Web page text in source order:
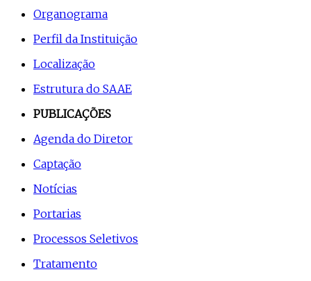
Organograma
Perfil da Instituição
Localização
Estrutura do SAAE
PUBLICAÇÕES
Agenda do Diretor
Captação
Notícias
Portarias
Processos Seletivos
Tratamento